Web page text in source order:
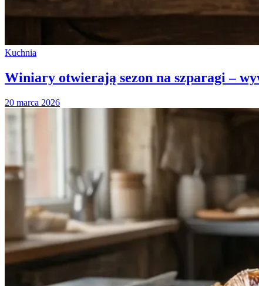
Kuchnia
Winiary otwierają sezon na szparagi –
20 marca 2026